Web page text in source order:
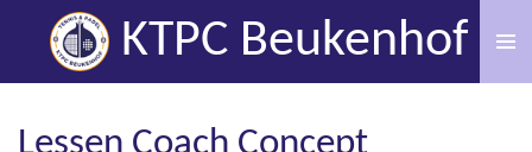
direct
naar
hoofdinhoud
KTPC Beukenhof